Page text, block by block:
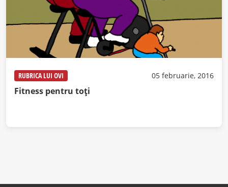
RUBRICA LUI OVI 05 februarie, 2016
Fitness pentru toți